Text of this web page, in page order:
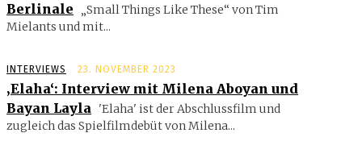
Berlinale
„Small Things Like These“ von Tim
Mielants und mit...
INTERVIEWS 23. NOVEMBER 2023
‚Elaha‘: Interview mit Milena Aboyan und
Bayan Layla 'Elaha' ist der Abschlussfilm und
zugleich das Spielfilmdebüt von Milena...